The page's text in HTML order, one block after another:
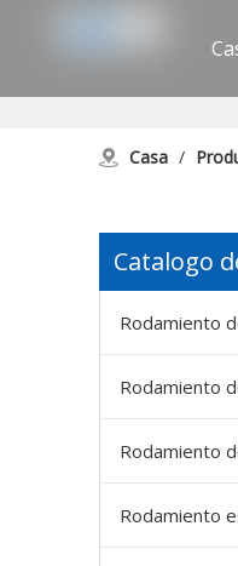
Casa /
Catalogo
Rodamiento
Rodamiento
Rodamiento
Rodamiento